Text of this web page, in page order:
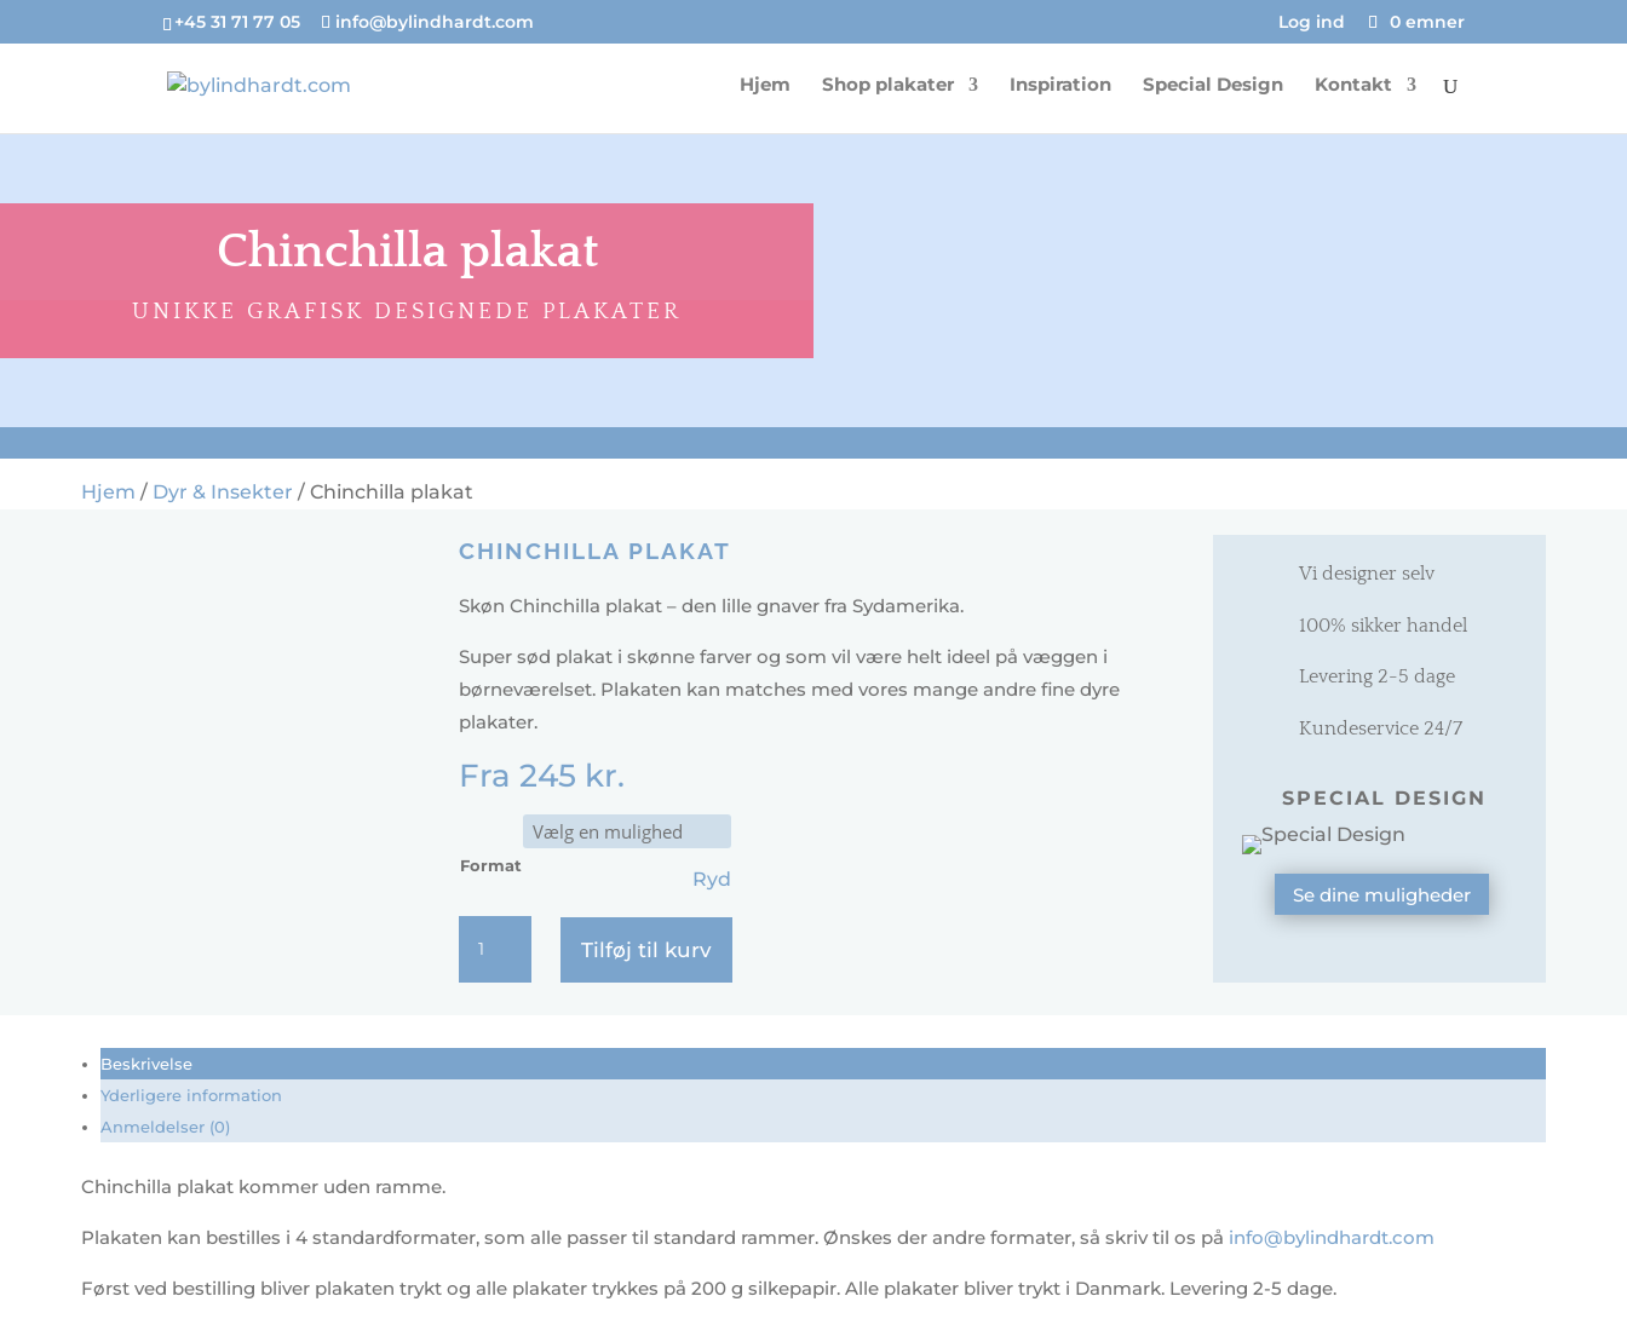
+45 31 71 77 05 info@bylindhardt.com Log ind 0 emner
Hjem Shop plakater Inspiration Special Design Kontakt
Chinchilla plakat
UNIKKE GRAFISK DESIGNEDE PLAKATER
Hjem / Dyr & Insekter / Chinchilla plakat
CHINCHILLA PLAKAT
Skøn Chinchilla plakat – den lille gnaver fra Sydamerika.
Super sød plakat i skønne farver og som vil være helt ideel på væggen i
børneværelset. Plakaten kan matches med vores mange andre fine dyre
plakater.
Fra 245 kr.
Format
Ryd
Tilføj til kurv
Vi designer selv
100% sikker handel
Levering 2-5 dage
Kundeservice 24/7
SPECIAL DESIGN
Se dine muligheder
Beskrivelse
Yderligere information
Anmeldelser (0)
Chinchilla plakat kommer uden ramme.
Plakaten kan bestilles i 4 standardformater, som alle passer til standard rammer. Ønskes der andre formater, så skriv til os på info@bylindhardt.com
Først ved bestilling bliver plakaten trykt og alle plakater trykkes på 200 g silkepapir. Alle plakater bliver trykt i Danmark. Levering 2-5 dage.